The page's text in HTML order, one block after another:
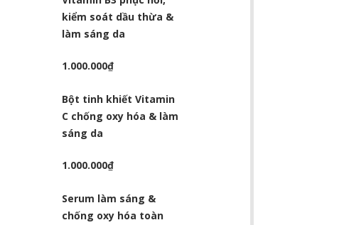
kiểm soát dầu thừa &
làm sáng da
1.000.000₫
Bột tinh khiết Vitamin
C chống oxy hóa & làm
sáng da
1.000.000₫
Serum làm sáng &
chống oxy hóa toàn